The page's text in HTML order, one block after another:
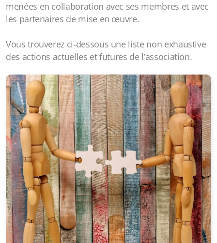
menées en collaboration avec ses membres et avec
les partenaires de mise en œuvre.
Vous trouverez ci-dessous une liste non exhaustive
des actions actuelles et futures de l’association.
Nos actions
Pourquoi réutiliser
Espace presse
Devenir membre
Faire un don
Unsere Missionen
Unsere Wirkungsbereiche
Über uns
Warum Mehrweg